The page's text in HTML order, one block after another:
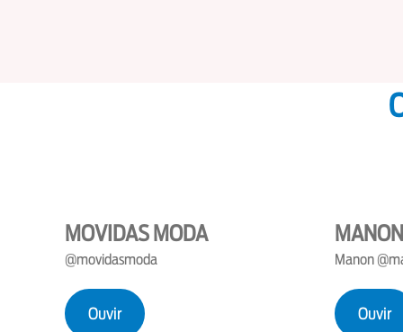
MOVIDAS MODA
@movidasmoda
Ouvir
MANON
Manon
Ouvir